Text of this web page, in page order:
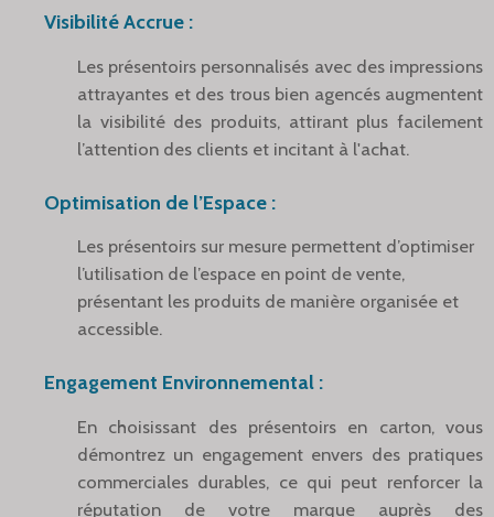
Visibilité Accrue :
Les présentoirs personnalisés avec des impressions
attrayantes et des trous bien agencés augmentent
la visibilité des produits, attirant plus facilement
l’attention des clients et incitant à l'achat.
Optimisation de l’Espace :
Les présentoirs sur mesure permettent d’optimiser
l’utilisation de l’espace en point de vente,
présentant les produits de manière organisée et
accessible.
Engagement Environnemental :
En choisissant des présentoirs en carton, vous
démontrez un engagement envers des pratiques
commerciales durables, ce qui peut renforcer la
réputation de votre marque auprès des